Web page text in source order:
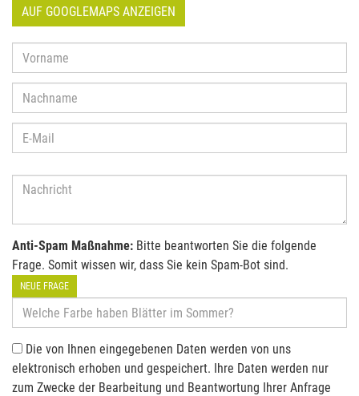
AUF GOOGLEMAPS ANZEIGEN
Anti-Spam Maßnahme: Bitte beantworten Sie die folgende
Frage. Somit wissen wir, dass Sie kein Spam-Bot sind.
NEUE FRAGE
Die von Ihnen eingegebenen Daten werden von uns
elektronisch erhoben und gespeichert. Ihre Daten werden nur
zum Zwecke der Bearbeitung und Beantwortung Ihrer Anfrage